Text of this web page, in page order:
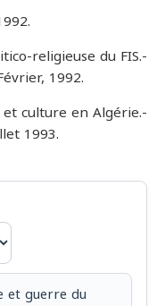
religieuse du FIS.-
1992.
et culture en Algérie.-
1993.
et guerre du